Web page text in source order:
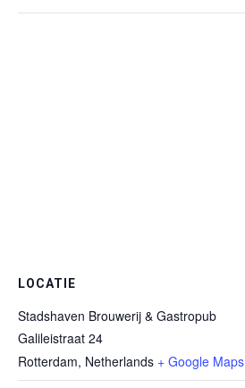
LOCATIE
Stadshaven Brouwerij & Gastropub
Galileistraat 24
Rotterdam, Netherlands + Google Maps